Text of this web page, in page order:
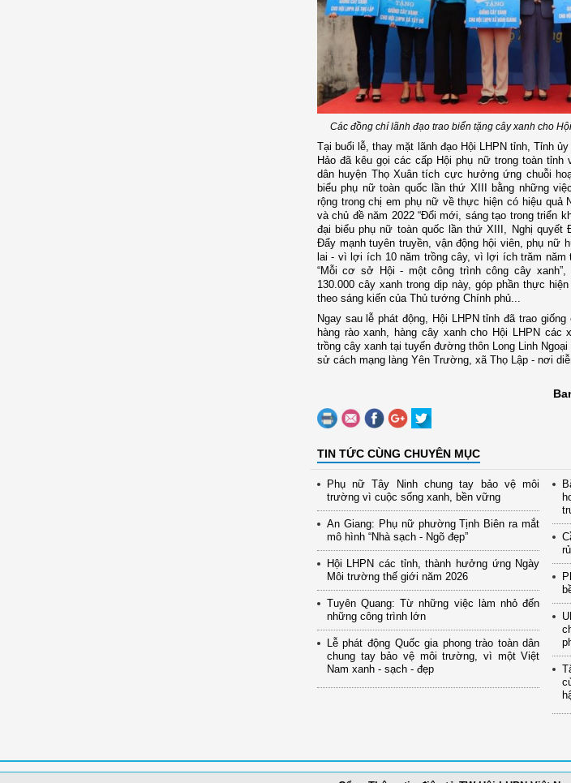
Các đồng chí lãnh đạo trao biển tặng cây xanh cho
Tại buổi lễ, thay mặt lãnh đạo Hội LHPN tỉnh, Tỉnh
Hảo đã kêu gọi các cấp Hội phụ nữ trong toàn
dân huyện Thọ Xuân tích cực hưởng ứng chuỗi
biểu phụ nữ toàn quốc lần thứ XIII bằng những
rộng trong chị em phụ nữ về thực hiện có hiệu quả
và chủ đề năm 2022 “Đổi mới, sáng tạo trong triển
đại biểu phụ nữ toàn quốc lần thứ XIII, Nghị quyết
Đẩy mạnh tuyên truyền, vận động hội viên, phụ nữ
lai - vì lợi ích 10 năm trồng cây, vì lợi ích trăm năm
“Mỗi cơ sở Hội - một công trình công cây
130.000 cây xanh trong dịp này, góp phần thực
theo sáng kiến của Thủ tướng Chính phủ...
Ngay sau lễ phát động, Hội LHPN tỉnh đã trao
hàng rào xanh, hàng cây xanh cho Hội LHPN các
trồng cây xanh tại tuyến đường thôn Long Linh
sử cách mạng làng Yên Trường, xã Thọ Lập - nơi
TIN TỨC CÙNG CHUYÊN MỤC
Phụ nữ Tây Ninh chung tay bảo vệ môi
trường vì cuộc sống xanh, bền vững
An Giang: Phụ nữ phường Tịnh Biên ra mắt
mô hình “Nhà sạch - Ngõ đẹp”
Hội LHPN các tỉnh, thành hưởng ứng Ngày
Môi trường thế giới năm 2026
Tuyên Quang: Từ những việc làm nhỏ đến
những công trình lớn
Lễ phát động Quốc gia phong trào toàn dân
chung tay bảo vệ môi trường, vì một Việt
Nam xanh - sạch - đẹp